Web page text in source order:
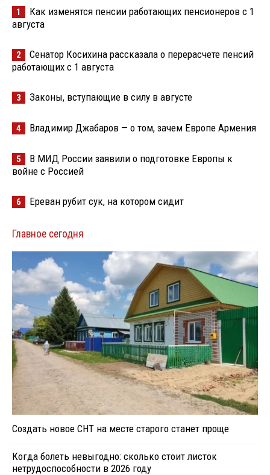
1
Как изменятся пенсии работающих пенсионеров с 1
августа
2
Сенатор Косихина рассказала о перерасчете пенсий
работающих с 1 августа
3 Законы, вступающие в силу в августе
4 Владимир Джабаров — о том, зачем Европе Армения
5
В МИД России заявили о подготовке Европы к
войне с Россией
6 Ереван рубит сук, на котором сидит
Главное сегодня
Создать новое СНТ на месте старого станет проще
Когда болеть невыгодно: сколько стоит листок
нетрудоспособности в 2026 году